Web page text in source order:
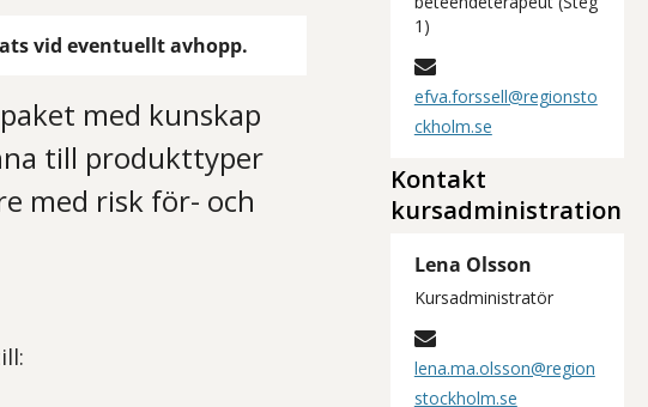
vid eventuellt avhopp.
med kunskap
till produkttyper
med risk för- och
1)
efva.forssell@regionsto
ckholm.se
Kontakt
kursadministration
Lena Olsson
Kursadministratör
lena.ma.olsson@region
stockholm.se